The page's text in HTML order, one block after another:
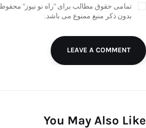
تمامی حقوق مطالب برای "راه نو نیوز"
بدون ذکر منبع ممنوع می باشد.
LEAVE A COMMENT
You May Also Like